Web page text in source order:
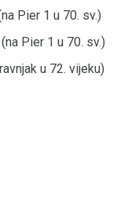
Pier 1 u 70. sv.)
Pier 1 u 70. sv.)
u 72. vijeku)